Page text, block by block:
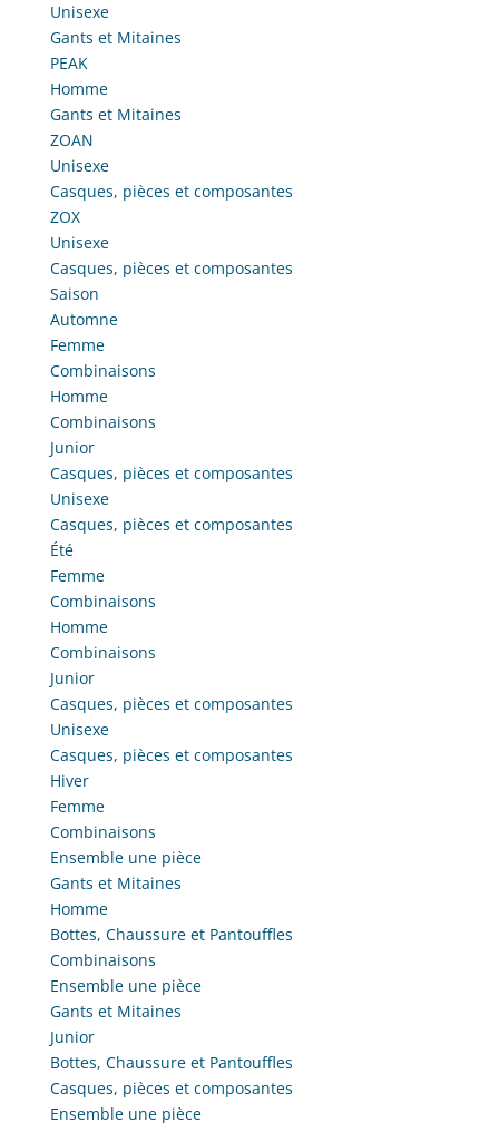
Unisexe
Gants et Mitaines
PEAK
Homme
Gants et Mitaines
ZOAN
Unisexe
Casques, pièces et composantes
ZOX
Unisexe
Casques, pièces et composantes
Saison
Automne
Femme
Combinaisons
Homme
Combinaisons
Junior
Casques, pièces et composantes
Unisexe
Casques, pièces et composantes
Été
Femme
Combinaisons
Homme
Combinaisons
Junior
Casques, pièces et composantes
Unisexe
Casques, pièces et composantes
Hiver
Femme
Combinaisons
Ensemble une pièce
Gants et Mitaines
Homme
Bottes, Chaussure et Pantouffles
Combinaisons
Ensemble une pièce
Gants et Mitaines
Junior
Bottes, Chaussure et Pantouffles
Casques, pièces et composantes
Ensemble une pièce